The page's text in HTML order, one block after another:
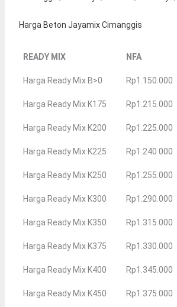
Harga Beton Jayamix Cimanggis
READY MIX NFA
Harga Ready Mix B>0 Rp1.150.000
Harga Ready Mix K175 Rp1.215.000
Harga Ready Mix K200 Rp1.225.000
Harga Ready Mix K225 Rp1.240.000
Harga Ready Mix K250 Rp1.255.000
Harga Ready Mix K300 Rp1.290.000
Harga Ready Mix K350 Rp1.315.000
Harga Ready Mix K375 Rp1.330.000
Harga Ready Mix K400 Rp1.345.000
Harga Ready Mix K450 Rp1.375.000